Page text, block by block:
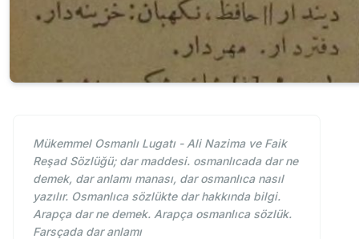
Mükemmel Osmanlı Lugatı - Ali Nazima ve Faik
Reşad Sözlüğü; dar maddesi. osmanlıcada dar ne
demek, dar anlamı manası, dar osmanlıca nasıl
yazılır. Osmanlıca sözlükte dar hakkında bilgi.
Arapça dar ne demek. Arapça osmanlıca sözlük.
Farsçada dar anlamı